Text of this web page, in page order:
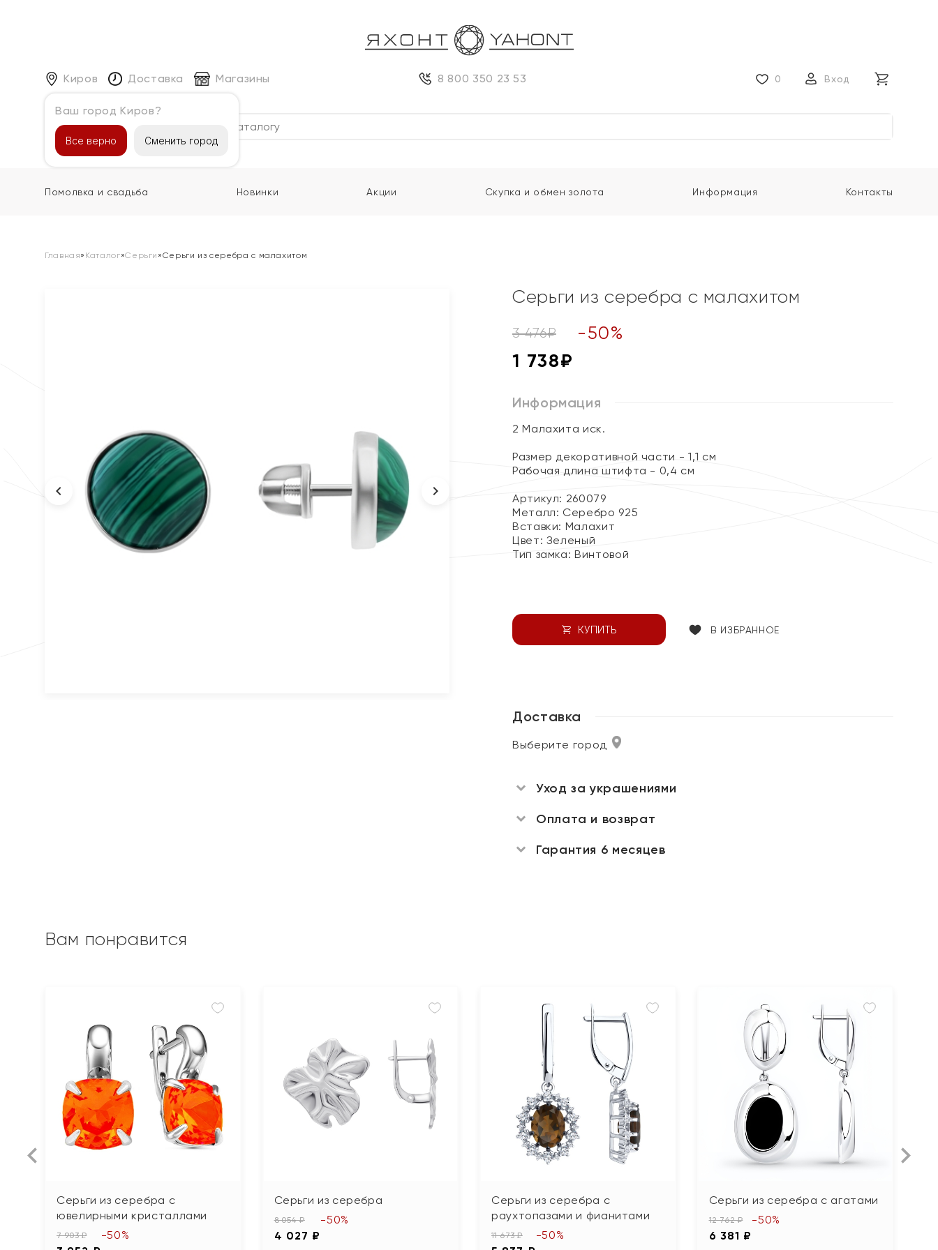
Киров
Ваш город Киров?
Все верно Сменить город
Доставка Магазины 8 800 350 23 53 0 Вход
Каталог
Помолвка и свадьба Новинки Акции Скупка и обмен золота Информация Контакты
Главная» Каталог»Серьги »Серьги из серебра с малахитом
Серьги из серебра с малахитом
3 476₽ -50%
1 738₽
Информация
2 Малахита иск.
Размер декоративной части - 1,1 см
Рабочая длина штифта - 0,4 см
Артикул: 260079
Металл: Серебро 925
Вставки: Малахит
Цвет: Зеленый
Тип замка:Винтовой
КУПИТЬ В ИЗБРАННОЕ
Доставка
Выберите город
Уход за украшениями
Оплата и возврат
Гарантия 6 месяцев
Вам понравится
Серьги из серебра с
ювелирными кристаллами
7 903 ₽ -50%
Серьги из серебра
8 054 ₽
4 027 ₽
-50%
Серьги из серебра с
раухтопазами и фианитами
11 673 ₽ -50%
Серьги из серебра с агатами
12 762 ₽
6 381 ₽
-50%